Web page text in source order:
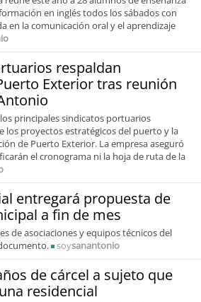
en inglés todos los sábados con
en la comunicación oral y el aprendizaje
respaldan
Exterior tras reunión
principales sindicatos portuarios
los proyectos estratégicos del puerto y la
de Puerto Exterior. La empresa aseguró
el cronograma ni la hoja de ruta de la
entregará propuesta de
a fin de mes
de asociaciones y equipos técnicos del
soysanantonio
de cárcel a sujeto que
residencial